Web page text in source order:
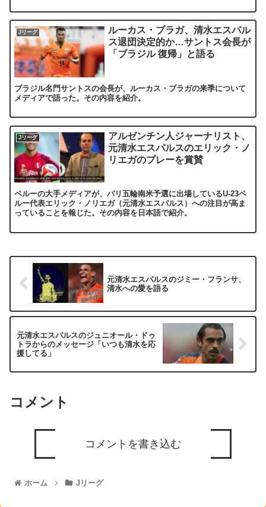
Jリーグ
ルーカス・ブラガ、清水エスパル
ス退団決定的か…サントス会長が
「ブラジル 復帰」と語る
ブラジル名門サントスの会長が、ルーカス・ブラガの来季について
メディアで語った。その内容を紹介。
Jリーグ
アルゼンチン人ジャーナリスト、
元清水エスパルスのエリック・ノ
リエガのプレーを賞賛
ペルーの大手メディアが、パリ五輪南米予選に出場しているU-23ペ
ルー代表エリック・ノリエガ（元清水エスパルス）への注目が高ま
っていることを報じた。その内容を日本語で紹介。
元清水エスパルスのジミー・フランサ、
清水への愛を語る
元清水エスパルスのジュニオール・ドゥ
トラからのメッセージ「いつも清水を応
援してる」
コメント
コメントを書き込む
ホーム Jリーグ